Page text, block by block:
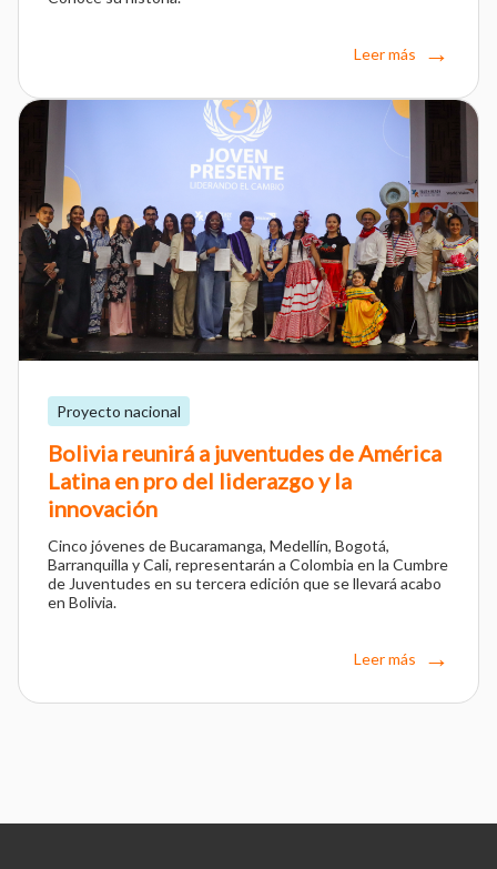
Leer más
Proyecto nacional
Bolivia reunirá a juventudes de América
Latina en pro del liderazgo y la
innovación
Cinco jóvenes de Bucaramanga, Medellín, Bogotá,
Barranquilla y Cali, representarán a Colombia en la Cumbre
de Juventudes en su tercera edición que se llevará acabo
en Bolivia.
Leer más